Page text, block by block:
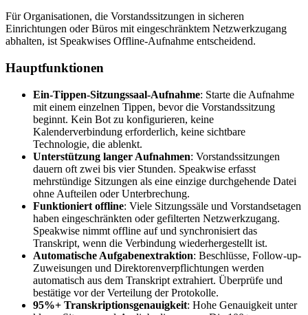
Für Organisationen, die Vorstandssitzungen in sicheren
Einrichtungen oder Büros mit eingeschränktem Netzwerkzugang
abhalten, ist Speakwises Offline-Aufnahme entscheidend.
Hauptfunktionen
Ein-Tippen-Sitzungssaal-Aufnahme: Starte die Aufnahme
mit einem einzelnen Tippen, bevor die Vorstandssitzung
beginnt. Kein Bot zu konfigurieren, keine
Kalenderverbindung erforderlich, keine sichtbare
Technologie, die ablenkt.
Unterstützung langer Aufnahmen: Vorstandssitzungen
dauern oft zwei bis vier Stunden. Speakwise erfasst
mehrstündige Sitzungen als eine einzige durchgehende Datei
ohne Aufteilen oder Unterbrechung.
Funktioniert offline: Viele Sitzungssäle und Vorstandsetagen
haben eingeschränkten oder gefilterten Netzwerkzugang.
Speakwise nimmt offline auf und synchronisiert das
Transkript, wenn die Verbindung wiederhergestellt ist.
Automatische Aufgabenextraktion: Beschlüsse, Follow-up-
Zuweisungen und Direktorenverpflichtungen werden
automatisch aus dem Transkript extrahiert. Überprüfe und
bestätige vor der Verteilung der Protokolle.
95%+ Transkriptionsgenauigkeit: Hohe Genauigkeit unter